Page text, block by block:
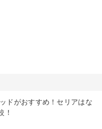
ドがおすすめ！セリアはな
！